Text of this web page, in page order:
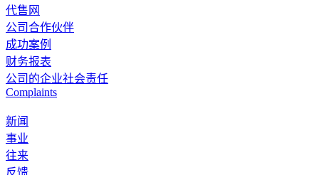
代售网
公司合作伙伴
成功案例
财务报表
公司的企业社会责任
Complaints
新闻
事业
往来
反馈